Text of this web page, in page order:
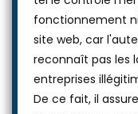
fonctionnement
site web, car
reconnaît pas les
entreprises
De ce fait, il